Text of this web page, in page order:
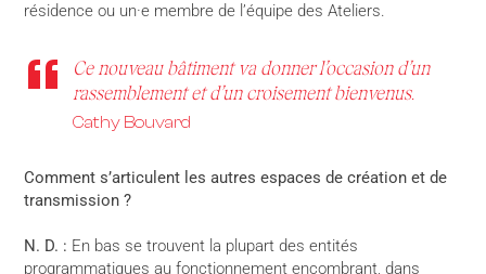
résidence ou un·e membre de l’équipe des Ateliers.
Ce nouveau bâtiment va donner l’occasion d’un
rassemblement et d’un croisement bienvenus.
Cathy Bouvard
Comment s’articulent les autres espaces de création et de
transmission ?
N. D. : En bas se trouvent la plupart des entités
programmatiques au fonctionnement encombrant, dans